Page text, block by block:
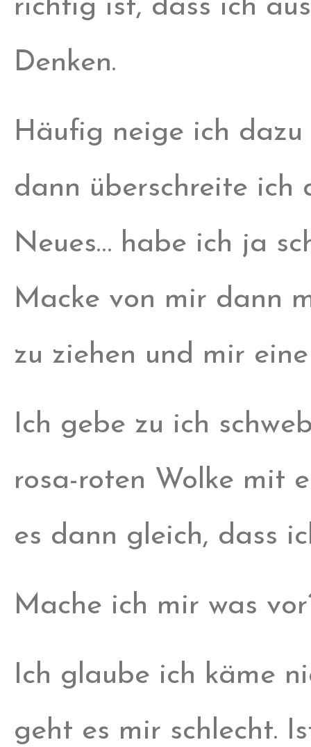
richtig ist, dass ich
Denken.
Häufig neige ich dazu
dann überschreite ich
Neues… habe ich ja
Macke von mir dann
zu ziehen und mir
Ich gebe zu ich
rosa-roten Wolke mit
es dann gleich, dass
Mache ich mir was
Ich glaube ich käme
geht es mir schlecht.